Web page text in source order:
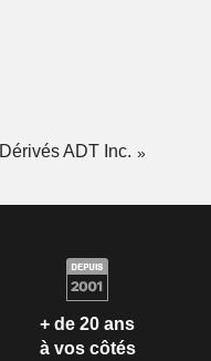
Dérivés ADT Inc.
+ de 20 ans
à vos côtés